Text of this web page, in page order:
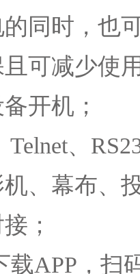
同时，也
可减少使
开机；
Telnet、
、幕布、
；
载APP，扫